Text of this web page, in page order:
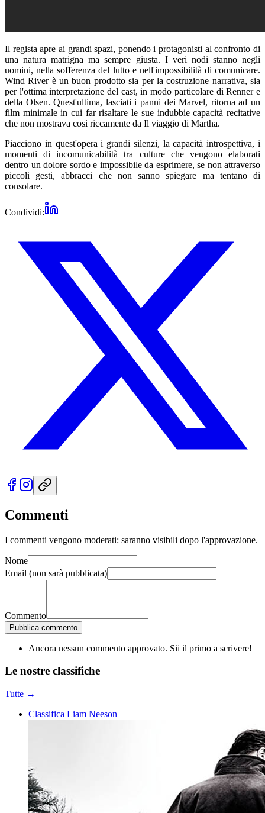
Il regista apre ai grandi spazi, ponendo i protagonisti al confronto di
una natura matrigna ma sempre giusta. I veri nodi stanno negli
uomini, nella sofferenza del lutto e nell'impossibilità di comunicare.
Wind River è un buon prodotto sia per la costruzione narrativa, sia
per l'ottima interpretazione del cast, in modo particolare di Renner e
della Olsen. Quest'ultima, lasciati i panni dei Marvel, ritorna ad un
film minimale in cui far risaltare le sue indubbie capacità recitative
che non mostrava così riccamente da Il viaggio di Martha.
Piacciono in quest'opera i grandi silenzi, la capacità introspettiva, i
momenti di incomunicabilità tra culture che vengono elaborati
dentro un dolore sordo e impossibile da esprimere, se non attraverso
piccoli gesti, abbracci che non sanno spiegare ma tentano di
consolare.
Condividi:
Commenti
I commenti vengono moderati: saranno visibili dopo l'approvazione.
Nome
Email (non sarà pubblicata)
Commento
Pubblica commento
Ancora nessun commento approvato. Sii il primo a scrivere!
Le nostre classifiche
Tutte →
Classifica Liam Neeson